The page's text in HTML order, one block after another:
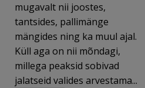
mugavalt nii joostes,
tantsides, pallimänge
mängides ning ka muul ajal.
Küll aga on nii mõndagi,
millega peaksid sobivad
jalatseid valides arvestama...